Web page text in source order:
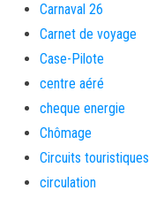
Carnaval 26
Carnet de voyage
Case-Pilote
centre aéré
cheque energie
Chômage
Circuits touristiques
circulation